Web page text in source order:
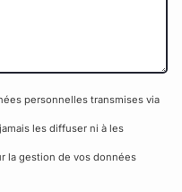
personnelles transmises via
les diffuser ni à les
la gestion de vos données